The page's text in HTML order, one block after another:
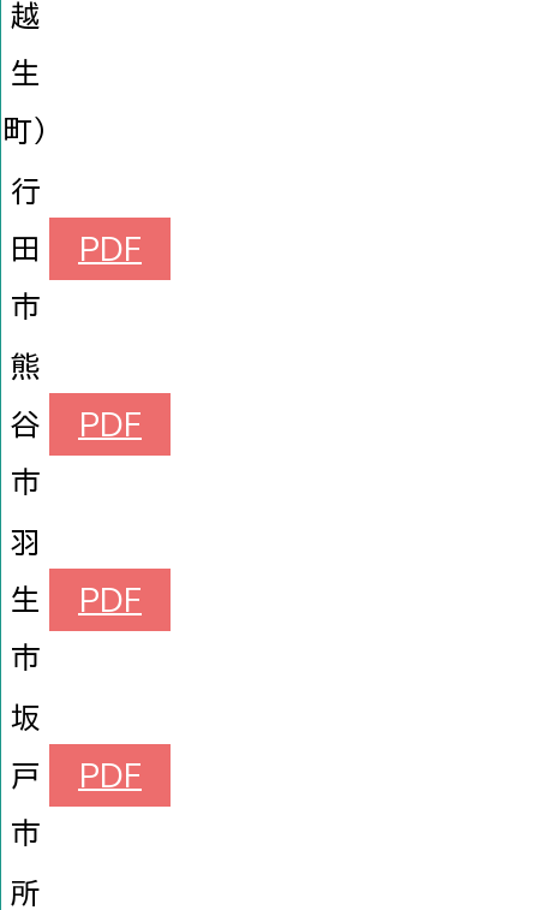
越
生
町）
行
田
市
PDF
熊
谷
市
PDF
羽
生
市
PDF
坂
戸
市
PDF
所